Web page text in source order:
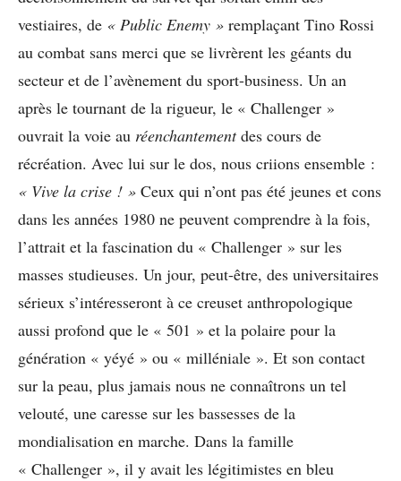
vestiaires, de « Public Enemy » remplaçant Tino Rossi
au combat sans merci que se livrèrent les géants du
secteur et de l’avènement du sport-business. Un an
après le tournant de la rigueur, le « Challenger »
ouvrait la voie au réenchantementdes cours de
récréation. Avec lui sur le dos, nous criions ensemble :
« Vive la crise ! » Ceux qui n’ont pas été jeunes et cons
dans les années 1980 ne peuvent comprendre à la fois,
l’attrait et la fascination du « Challenger » sur les
masses studieuses. Un jour, peut-être, des universitaires
sérieux s’intéresseront à ce creuset anthropologique
aussi profond que le « 501 » et la polaire pour la
génération « yéyé » ou « milléniale ». Et son contact
sur la peau, plus jamais nous ne connaîtrons un tel
velouté, une caresse sur les bassesses de la
mondialisation en marche. Dans la famille
« Challenger », il y avait les légitimistes en bleu